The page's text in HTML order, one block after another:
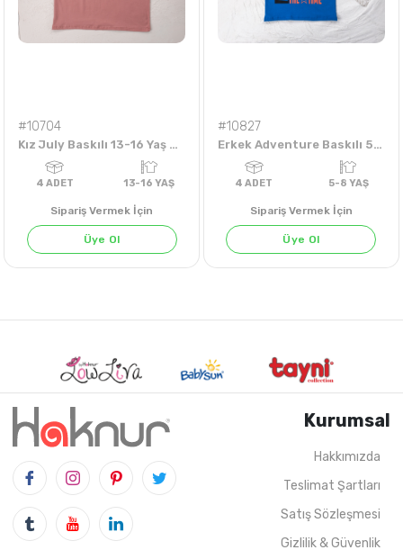
4ADET 6-18 AYLIK 4ADET 9-12
#10704
Kız July Baskılı 13-16 Yaş Badi
Sipariş Vermek İçin
Üye Ol
#10827
Erkek Adventure Baskılı 5-8 Yaş Tişört
Sipariş Vermek İçin
Üye Ol
Kurumsal
Hakkımızda
Teslimat Şartları
Satış Sözleşmesi
Gizlilik & Güvenlik